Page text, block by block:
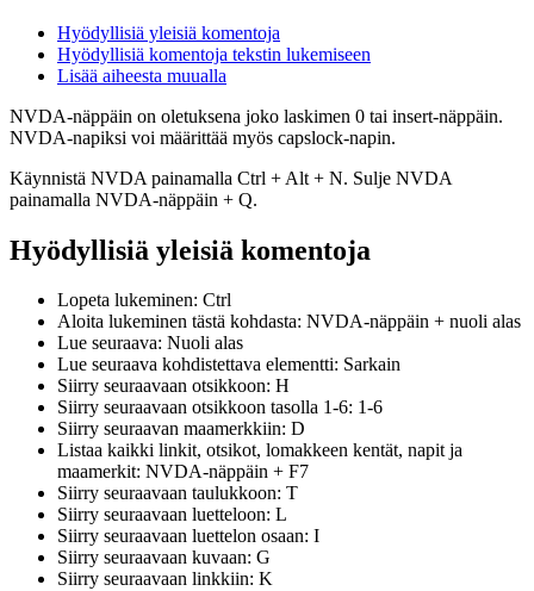
Hyödyllisiä yleisiä komentoja
Hyödyllisiä komentoja tekstin lukemiseen
Lisää aiheesta muualla
NVDA-näppäin on oletuksena joko laskimen 0 tai insert-näppäin.
NVDA-napiksi voi määrittää myös capslock-napin.
Käynnistä NVDA painamalla Ctrl + Alt + N. Sulje NVDA
painamalla NVDA-näppäin + Q.
Hyödyllisiä yleisiä komentoja
Lopeta lukeminen: Ctrl
Aloita lukeminen tästä kohdasta: NVDA-näppäin + nuoli alas
Lue seuraava: Nuoli alas
Lue seuraava kohdistettava elementti: Sarkain
Siirry seuraavaan otsikkoon: H
Siirry seuraavaan otsikkoon tasolla 1-6: 1-6
Siirry seuraavan maamerkkiin: D
Listaa kaikki linkit, otsikot, lomakkeen kentät, napit ja
maamerkit: NVDA-näppäin + F7
Siirry seuraavaan taulukkoon: T
Siirry seuraavaan luetteloon: L
Siirry seuraavaan luettelon osaan: I
Siirry seuraavaan kuvaan: G
Siirry seuraavaan linkkiin: K